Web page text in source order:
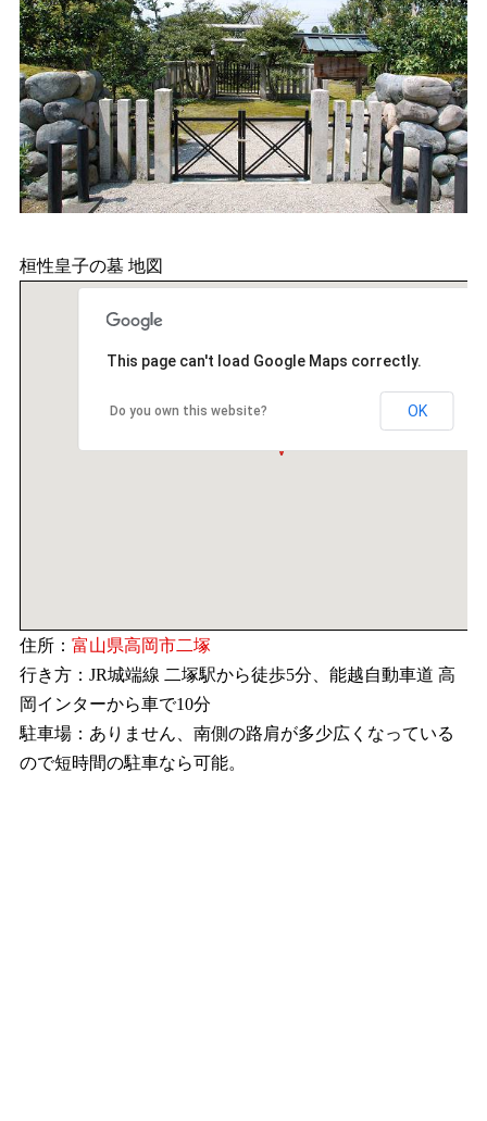
桓性皇子の墓 地図
This page can't load Google Maps correctly.
Do you own this website? OK
住所： 富山県高岡市二塚
行き方：JR城端線 二塚駅から徒歩5分、能越自動車道 高
岡インターから車で10分
駐車場：ありません、南側の路肩が多少広くなっている
ので短時間の駐車なら可能。